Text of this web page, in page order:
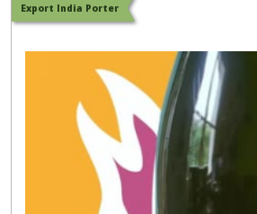
Export India Porter